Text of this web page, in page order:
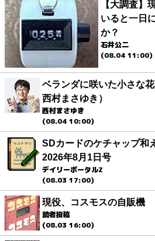
【大調査】
いると一日
か？
石井公二
(08.04 11:00)
ベランダに咲いた小さな
西村まさゆき）
西村まさゆき
(08.04 10:00)
SDカードのケチャップ和
2026年8月1日号
デイリーポータルZ
(08.03 17:00)
現役、コスモスの自販機
読者投稿
(08.03 16:00)